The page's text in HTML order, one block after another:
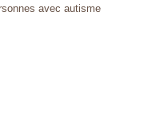
avec autisme